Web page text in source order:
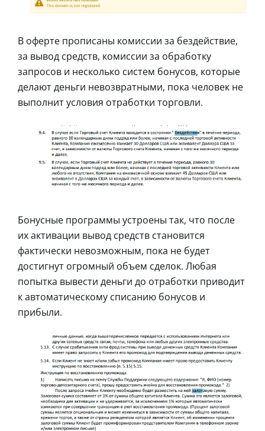
В оферте прописаны комиссии за бездействие,
за вывод средств, комиссии за обработку
запросов и несколько систем бонусов, которые
делают деньги невозвратными, пока человек не
выполнит условия отработки торговли.
Бонусные программы устроены так, что после
их активации вывод средств становится
фактически невозможным, пока не будет
достигнут огромный объем сделок. Любая
попытка вывести деньги до отработки приводит
к автоматическому списанию бонусов и
прибыли.